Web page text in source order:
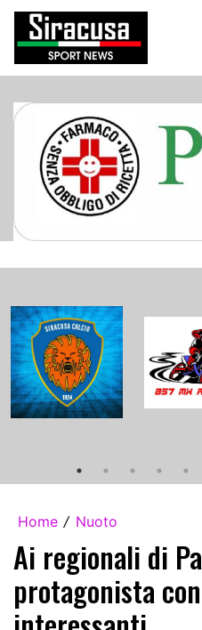
Home / Nuoto
Ai regionali di
protagonista